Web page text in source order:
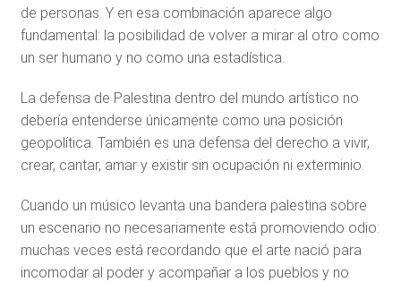
de personas. Y en esa combinación aparece algo
fundamental: la posibilidad de volver a mirar al otro como
un ser humano y no como una estadística.
La defensa de Palestina dentro del mundo artístico no
debería entenderse únicamente como una posición
geopolítica. También es una defensa del derecho a vivir,
crear, cantar, amar y existir sin ocupación ni exterminio.
Cuando un músico levanta una bandera palestina sobre
un escenario no necesariamente está promoviendo odio:
muchas veces está recordando que el arte nació para
incomodar al poder y acompañar a los pueblos y no